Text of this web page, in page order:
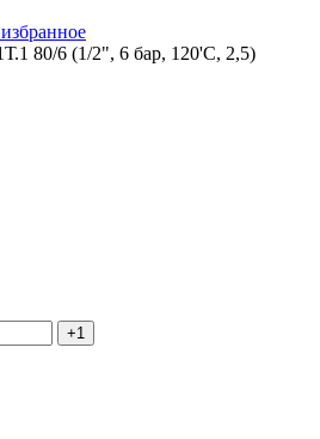
80/6 (1/2", 6 бар, 120'С, 2,5)
+1